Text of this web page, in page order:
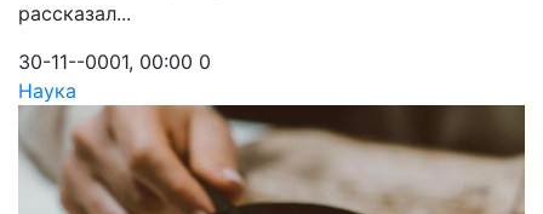
рассказал...
30-11--0001, 00:00 0
Наука